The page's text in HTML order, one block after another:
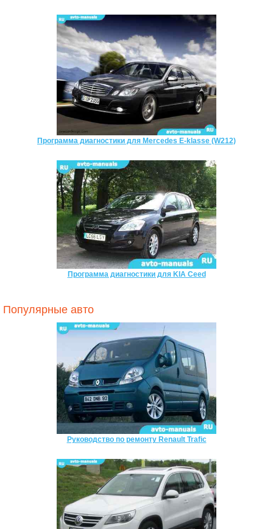
Программа диагностики для Mercedes E-klasse (W212)
Программа диагностики для KIA Ceed
Популярные авто
Руководство по ремонту Renault Trafic